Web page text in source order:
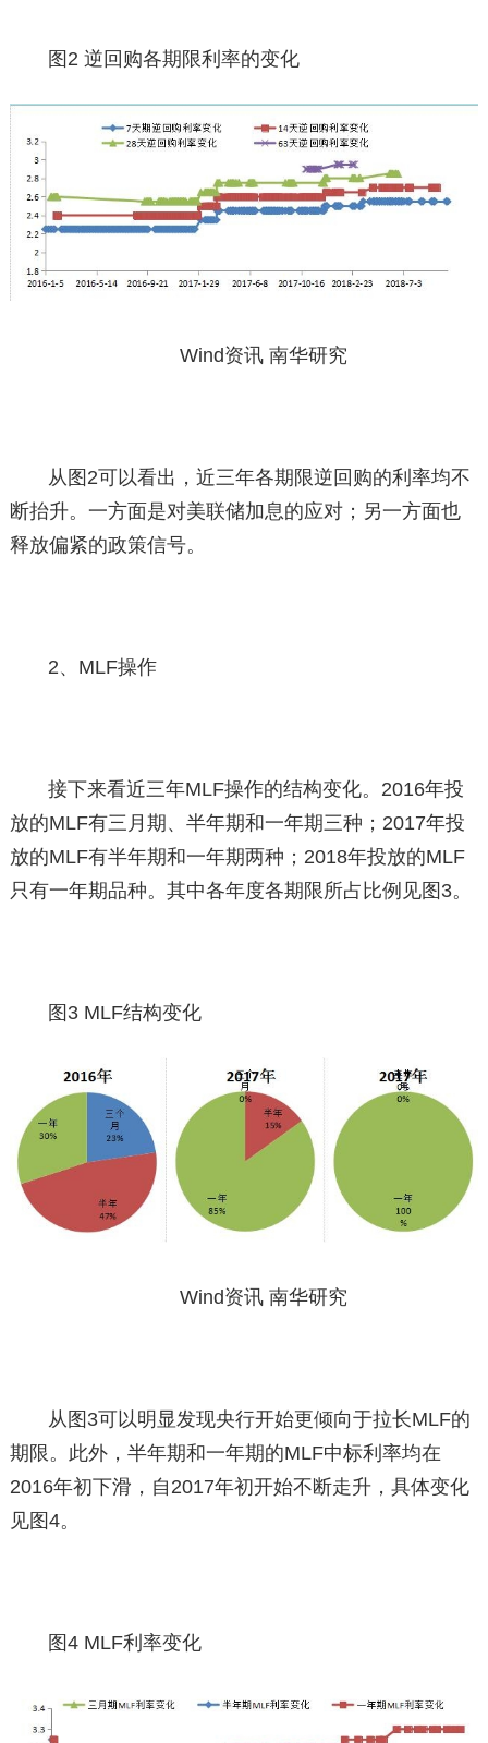
图2 逆回购各期限利率的变化
Wind资讯 南华研究
从图2可以看出，近三年各期限逆回购的利率均不
断抬升。一方面是对美联储加息的应对；另一方面也
释放偏紧的政策信号。
2、MLF操作
接下来看近三年MLF操作的结构变化。2016年投
放的MLF有三月期、半年期和一年期三种；2017年投
放的MLF有半年期和一年期两种；2018年投放的MLF
只有一年期品种。其中各年度各期限所占比例见图3。
图3 MLF结构变化
Wind资讯 南华研究
从图3可以明显发现央行开始更倾向于拉长MLF的
期限。此外，半年期和一年期的MLF中标利率均在
2016年初下滑，自2017年初开始不断走升，具体变化
见图4。
图4 MLF利率变化